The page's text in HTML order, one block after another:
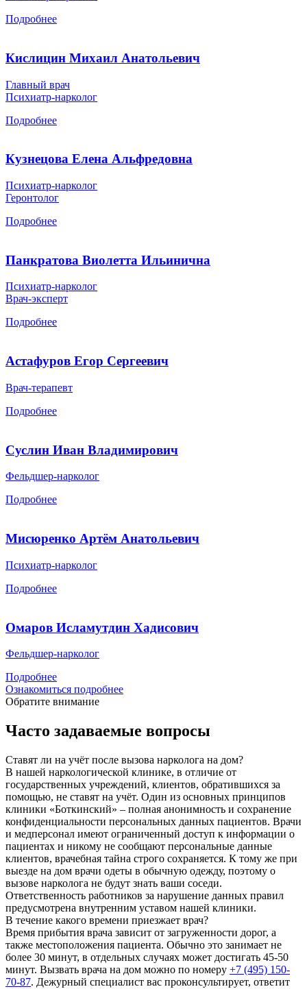
Подробнее
Кислицин Михаил Анатольевич
Главный врач
Психиатр-нарколог
Подробнее
Кузнецова Елена Альфредовна
Психиатр-нарколог
Геронтолог
Подробнее
Панкратова Виолетта Ильинична
Психиатр-нарколог
Врач-эксперт
Подробнее
Астафуров Егор Сергеевич
Врач-терапевт
Подробнее
Суслин Иван Владимирович
Фельдшер-нарколог
Подробнее
Мисюренко Артём Анатольевич
Психиатр-нарколог
Подробнее
Омаров Исламутдин Хадисович
Фельдшер-нарколог
Подробнее
Ознакомиться подробнее
Обратите внимание
Часто задаваемые вопросы
Ставят ли на учёт после вызова нарколога на дом?
В нашей наркологической клинике, в отличие от
государственных учреждений, клиентов, обратившихся за
помощью, не ставят на учёт. Один из основных принципов
клиники «Боткинский» – полная анонимность и сохранение
конфиденциальности персональных данных пациентов. Врачи
и медперсонал имеют ограниченный доступ к информации о
пациентах и никому не сообщают персональные данные
клиентов, врачебная тайна строго сохраняется. К тому же при
выезде на дом врачи одеты в обычную одежду, поэтому о
вызове нарколога не будут знать ваши соседи.
Ответственность работников за нарушение данных правил
предусмотрена внутренним уставом нашей клиники.
В течение какого времени приезжает врач?
Время прибытия врача зависит от загруженности дорог, а
также местоположения пациента. Обычно это занимает не
более 30 минут, в отдельных случаях может достигать 45-50
минут. Вызвать врача на дом можно по номеру +7 (495) 150-
70-87. Дежурный специалист вас проконсультирует, ответит